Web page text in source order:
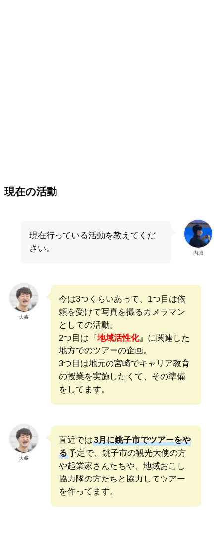
現在の活動
内城
現在行っている活動を教えてくだ
さい。
大峯
今は3つくらいあって、1つ目は依
頼を受けて写真を撮るカメラマン
としての活動。
2つ目は『地域活性化』に関連した
地方でのツアーの企画。
3つ目は地元の宮崎でキャリア教育
の授業を実施したくて、その準備
をしてます。
大峯
直近では3月に銚子市でツアーをや
る予定で、銚子市の観光大使の方
や起業家さんたちや、地域おこし
協力隊の方たちと協力してツアー
を作ってます。